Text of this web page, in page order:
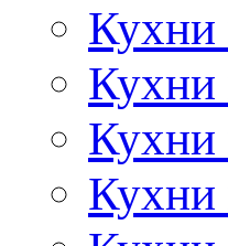
Кухни
Кухни
Кухни